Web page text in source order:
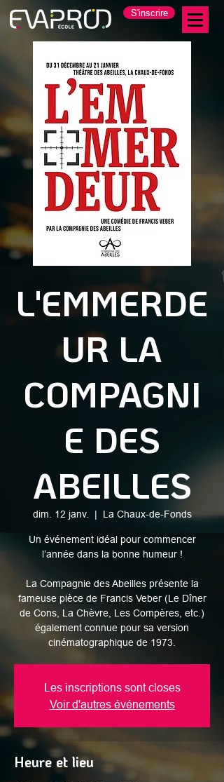
S'inscrire
L'EMMERDE
UR LA
COMPAGNI
E DES
ABEILLES
dim. 12 janv.
  |
La Chaux-de-Fonds
Un événement idéal pour commencer
l’année dans la bonne humeur !
La Compagnie des Abeilles présente la
fameuse pièce de Francis Veber (Le Dîner
de Cons, La Chèvre, Les Compères, etc.)
également connue pour sa version
cinématographique de 1973.
Les inscriptions sont closes
Voir d'autres événements
Heure et lieu